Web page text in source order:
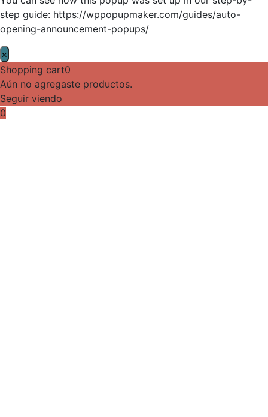
step guide: https://wppopupmaker.com/guides/auto-
opening-announcement-popups/
×
Shopping cart0
Aún no agregaste productos.
Seguir viendo
0